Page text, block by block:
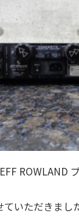
ROWLAND
いただきまし